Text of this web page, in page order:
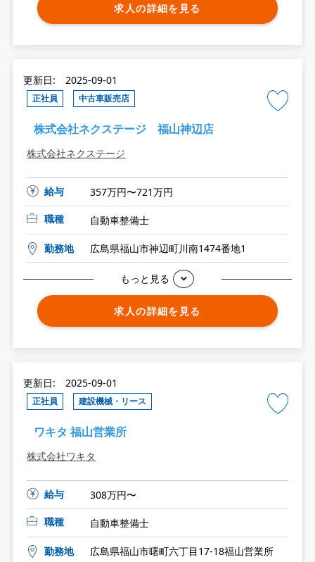
求人の詳細を見る
更新日: 2025-09-01
正社員 中古車販売店
株式会社ネクステージ 福山神辺店
株式会社ネクステージ
給与
357万円〜721万円
職種
自動車整備士
勤務地 広島県福山市神辺町川南1474番地1
もっと見る
求人の詳細を見る
更新日: 2025-09-01
正社員 建設機械・リース
ワキタ 福山営業所
株式会社ワキタ
給与
308万円〜
職種
自動車整備士
勤務地 広島県福山市曙町六丁目17-18福山営業所